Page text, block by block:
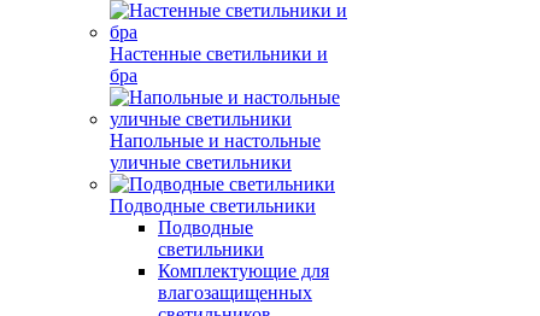
Настенные светильники и
бра
Напольные и настольные
уличные светильники
Подводные светильники
Подводные
светильники
Комплектующие для
влагозащищенных